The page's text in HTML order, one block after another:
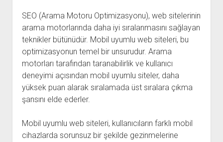
SEO (Arama Motoru Optimizasyonu), web sitelerinin
arama motorlarında daha iyi sıralanmasını sağlayan
teknikler bütünüdür. Mobil uyumlu web siteleri, bu
optimizasyonun temel bir unsurudur. Arama
motorları tarafından taranabilirlik ve kullanıcı
deneyimi açısından mobil uyumlu siteler, daha
yüksek puan alarak sıralamada üst sıralara çıkma
şansını elde ederler.
Mobil uyumlu web siteleri, kullanıcıların farklı mobil
cihazlarda sorunsuz bir şekilde gezinmelerine